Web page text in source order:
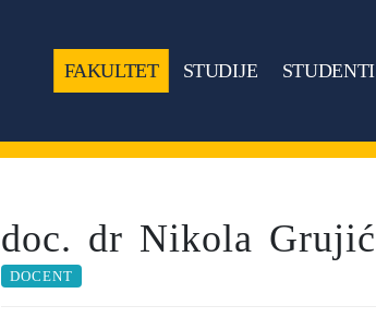
FAKULTET STUDIJE STUDENTI
doc. dr Nikola Grujić
DOCENT